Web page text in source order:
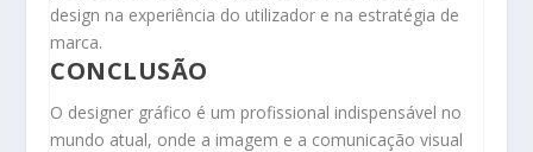
design na experiência do utilizador e na estratégia de
marca.
CONCLUSÃO
O designer gráfico é um profissional indispensável no
mundo atual, onde a imagem e a comunicação visual